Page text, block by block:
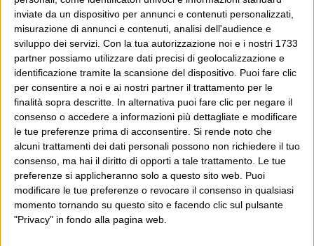
inviate da un dispositivo per annunci e contenuti personalizzati,
misurazione di annunci e contenuti, analisi dell'audience e
sviluppo dei servizi. Con la tua autorizzazione noi e i nostri 1733
partner possiamo utilizzare dati precisi di geolocalizzazione e
identificazione tramite la scansione del dispositivo. Puoi fare clic
per consentire a noi e ai nostri partner il trattamento per le
finalità sopra descritte. In alternativa puoi fare clic per negare il
consenso o accedere a informazioni più dettagliate e modificare
le tue preferenze prima di acconsentire. Si rende noto che
alcuni trattamenti dei dati personali possono non richiedere il tuo
consenso, ma hai il diritto di opporti a tale trattamento. Le tue
preferenze si applicheranno solo a questo sito web. Puoi
modificare le tue preferenze o revocare il consenso in qualsiasi
momento tornando su questo sito e facendo clic sul pulsante
"Privacy" in fondo alla pagina web.
Wittgenstein è il blog di Luca Sofri, il fondatore e
direttore editoriale del giornale online il Post. Forse
sei qui perché conosci già il Post, o forse sei
capitato qui per altri giri.
In questo secondo caso, e se Wittgenstein ti piace,
potrebbe piacerti anche il Post: che è partito
proprio da qui, e dal voler portare gli approcci di
questo blog dentro a un progetto più grande.
Poi il Post è cresciuto ed è diventato anche altro:
un progetto giornalistico che prosegue da oltre 16
anni, grazie a chi lo scopre, lo apprezza e lo